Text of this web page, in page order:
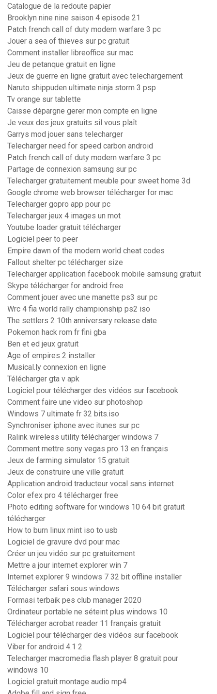
Catalogue de la redoute papier
Brooklyn nine nine saison 4 episode 21
Patch french call of duty modern warfare 3 pc
Jouer a sea of thieves sur pc gratuit
Comment installer libreoffice sur mac
Jeu de petanque gratuit en ligne
Jeux de guerre en ligne gratuit avec telechargement
Naruto shippuden ultimate ninja storm 3 psp
Tv orange sur tablette
Caisse dépargne gerer mon compte en ligne
Je veux des jeux gratuits sil vous plaît
Garrys mod jouer sans telecharger
Telecharger need for speed carbon android
Patch french call of duty modern warfare 3 pc
Partage de connexion samsung sur pc
Telecharger gratuitement meuble pour sweet home 3d
Google chrome web browser télécharger for mac
Telecharger gopro app pour pc
Telecharger jeux 4 images un mot
Youtube loader gratuit télécharger
Logiciel peer to peer
Empire dawn of the modern world cheat codes
Fallout shelter pc télécharger size
Telecharger application facebook mobile samsung gratuit
Skype télécharger for android free
Comment jouer avec une manette ps3 sur pc
Wrc 4 fia world rally championship ps2 iso
The settlers 2 10th anniversary release date
Pokemon hack rom fr fini gba
Ben et ed jeux gratuit
Age of empires 2 installer
Musical.ly connexion en ligne
Télécharger gta v apk
Logiciel pour télécharger des vidéos sur facebook
Comment faire une video sur photoshop
Windows 7 ultimate fr 32 bits.iso
Synchroniser iphone avec itunes sur pc
Ralink wireless utility télécharger windows 7
Comment mettre sony vegas pro 13 en français
Jeux de farming simulator 15 gratuit
Jeux de construire une ville gratuit
Application android traducteur vocal sans internet
Color efex pro 4 télécharger free
Photo editing software for windows 10 64 bit gratuit
télécharger
How to burn linux mint iso to usb
Logiciel de gravure dvd pour mac
Créer un jeu vidéo sur pc gratuitement
Mettre a jour internet explorer win 7
Internet explorer 9 windows 7 32 bit offline installer
Télécharger safari sous windows
Formasi terbaik pes club manager 2020
Ordinateur portable ne séteint plus windows 10
Télécharger acrobat reader 11 français gratuit
Logiciel pour télécharger des vidéos sur facebook
Viber for android 4.1 2
Telecharger macromedia flash player 8 gratuit pour
windows 10
Logiciel gratuit montage audio mp4